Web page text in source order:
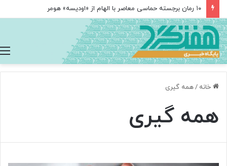
۱۰ رمان برجسته حماسی معاصر با الهام از «اودیسه» هومر
خانه /همه گیری
همه گیری